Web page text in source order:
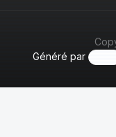
Généré par